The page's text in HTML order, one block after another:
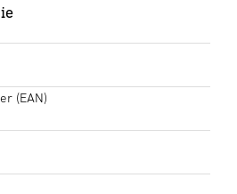
(EAN)